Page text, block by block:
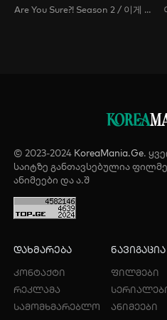
Are You Sure?! Season 2 / 이게 맞아?! 시즌2 / Are You Sure?! 2
KOREA
© 2023-2024 KoreaMania.Ge.
საიტზე განთავსებულია
ანიმეები და ა.შ
დახმარება
კონტაქტი
რეკლამა
სამომხმარებლო
ნავიგაცია
ფილმები
ანიმეები